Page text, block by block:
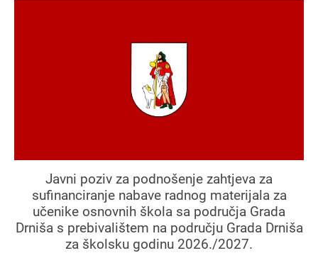
Javni poziv za podnošenje zahtjeva za
sufinanciranje nabave radnog materijala za
učenike osnovnih škola sa područja Grada
Drniša s prebivalištem na području Grada Drniša
za školsku godinu 2026./2027.